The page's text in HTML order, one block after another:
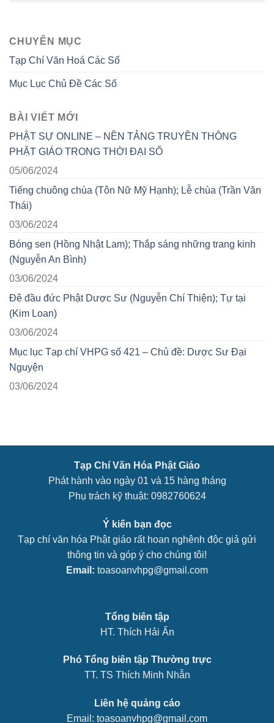
CHUYÊN MỤC
Tạp Chí Văn Hoá Các Số
Mục Lục Chủ Đề Các Số
BÀI VIẾT MỚI
PHẬT SỰ ONLINE – NỀN TẢNG TRUYỀN THÔNG
PHẬT GIÁO TRONG THỜI ĐẠI SỐ
05/06/2024
Tiếng chuông chùa (Tôn Nữ Mỹ Hạnh); Lễ chùa (Trần Văn
Thái)
03/06/2024
Bóng sen (Hồng Nhật Lam); Thắp sáng những trang kinh
(Nguyễn An Bình)
03/06/2024
Đê đầu đức Phật Dược Sư (Nguyễn Chí Thiện); Tự tại
(Kim Loan)
03/06/2024
Mục lục Tạp chí VHPG số 421 – Chủ đề: Dược Sư Đại
Nguyện
03/06/2024
Tạp Chí Văn Hóa Phật Giáo
Phát hành vào ngày 01 và 15 hàng tháng
Phụ trách kỹ thuật: 0982760624
Ý kiến bạn đọc
Tạp chí văn hóa Phật giáo rất hoan nghênh độc giả gửi
thông tin và góp ý cho chúng tôi!
Email: toasoanvhpg@gmail.com
Tổng biên tập
HT. Thích Hải Ấn
Phó Tổng biên tập Thường trực
TT. TS Thích Minh Nhẫn
Liên hệ quảng cáo
Email: toasoanvhpg@gmail.com